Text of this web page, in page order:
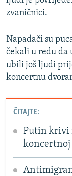
zvaničnici.
Napadači su
čekali u redu da
ubili još ljudi
koncertnu
ČITAJTE:
Putin krivi
koncertnoj